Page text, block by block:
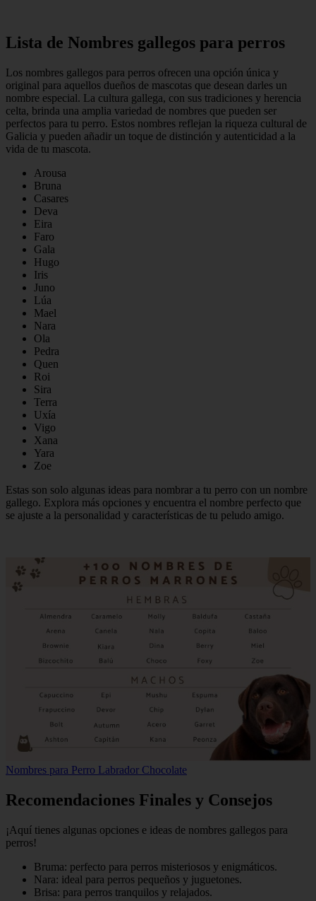
Lista de Nombres gallegos para perros
Los nombres gallegos para perros ofrecen una opción única y
original para aquellos dueños de mascotas que desean darles un
nombre especial. La cultura gallega, con sus tradiciones y herencia
celta, brinda una amplia variedad de nombres que pueden ser
perfectos para tu perro. Estos nombres reflejan la riqueza cultural de
Galicia y pueden añadir un toque de distinción y autenticidad a la
vida de tu mascota.
Arousa
Bruna
Casares
Deva
Eira
Faro
Gala
Hugo
Iris
Juno
Lúa
Mael
Nara
Ola
Pedra
Quen
Roi
Sira
Terra
Uxía
Vigo
Xana
Yara
Zoe
Estas son solo algunas ideas para nombrar a tu perro con un nombre
gallego. Explora más opciones y encuentra el nombre perfecto que
se ajuste a la personalidad y características de tu peludo amigo.
Nombres para Perro Labrador Chocolate
Recomendaciones Finales y Consejos
¡Aquí tienes algunas opciones e ideas de nombres gallegos para
perros!
Bruma: perfecto para perros misteriosos y enigmáticos.
Nara: ideal para perros pequeños y juguetones.
Brisa: para perros tranquilos y relajados.